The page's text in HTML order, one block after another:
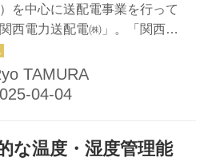
の新規事業 「レンタ
ンセラーサービ
宝塚で始動
を中心に送配電事業を行って
西電力送配電㈱」。「関西電
プ」の1社として、2020年、
化に伴う送配電事業の法的分
誕生した新しい企業だ。この
に所有する既存の建物の設備
TAMURA
な温度・湿度管理能